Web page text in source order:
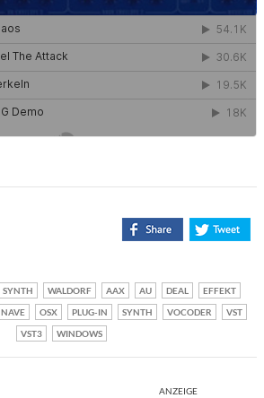
SYNTH WALDORF AAX AU DEAL
EFFEKT
NAVE OSX PLUG-IN SYNTH VOCODER
VST
VST3
WINDOWS
ANZEIGE